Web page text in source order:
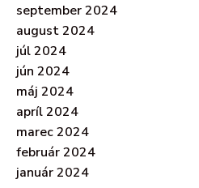
september 2024
august 2024
júl 2024
jún 2024
máj 2024
apríl 2024
marec 2024
február 2024
január 2024